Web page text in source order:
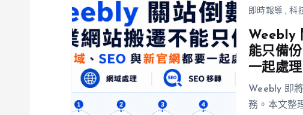
即時報導,科
Weebly
能只備
一起處理
Weebly 即
務。本文整